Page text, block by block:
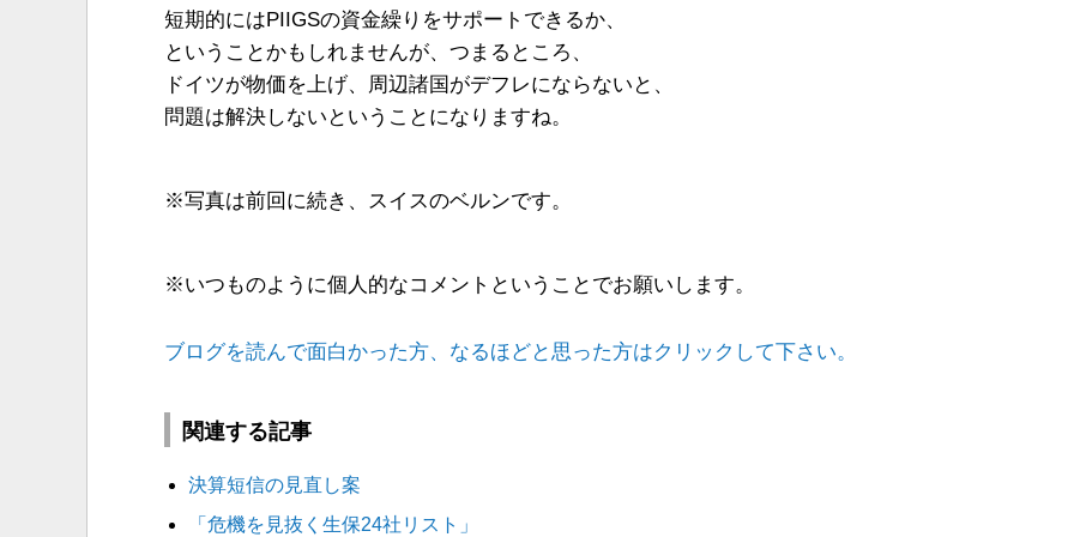
短期的にはPIIGSの資金繰りをサポートできるか、
ということかもしれませんが、つまるところ、
ドイツが物価を上げ、周辺諸国がデフレにならないと、
問題は解決しないということになりますね。
※写真は前回に続き、スイスのベルンです。
※いつものように個人的なコメントということでお願いします。
ブログを読んで面白かった方、なるほどと思った方はクリックして下さい。
関連する記事
決算短信の見直し案
「危機を見抜く生保24社リスト」